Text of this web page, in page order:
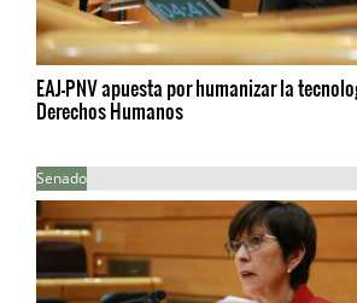
EAJ-PNV apuesta por humanizar la
Derechos Humanos
Senado